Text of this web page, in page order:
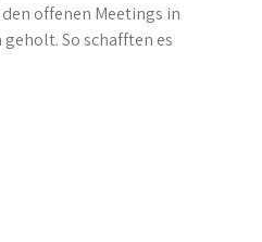
offenen Meetings in
So schafften es